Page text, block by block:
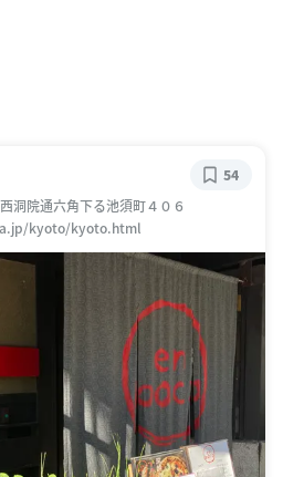
洞院通六角下る池須町４０６
kyoto/kyoto.html
54